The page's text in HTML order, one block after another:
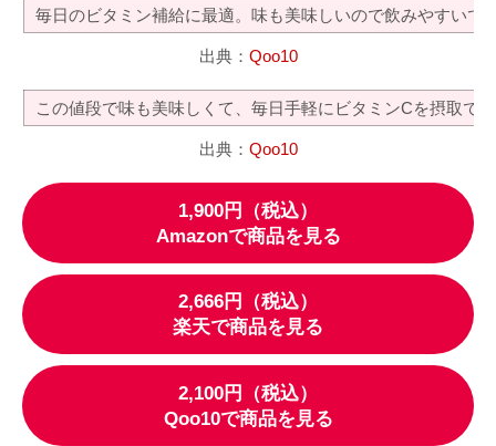
毎日のビタミン補給に最適。味も美味しいので飲みやすいで
出典： Qoo10
この値段で味も美味しくて、毎日手軽にビタミンCを摂取で
出典： Qoo10
1,900円（税込）
Amazonで商品を見る
2,666円（税込）
楽天で商品を見る
2,100円（税込）
Qoo10で商品を見る